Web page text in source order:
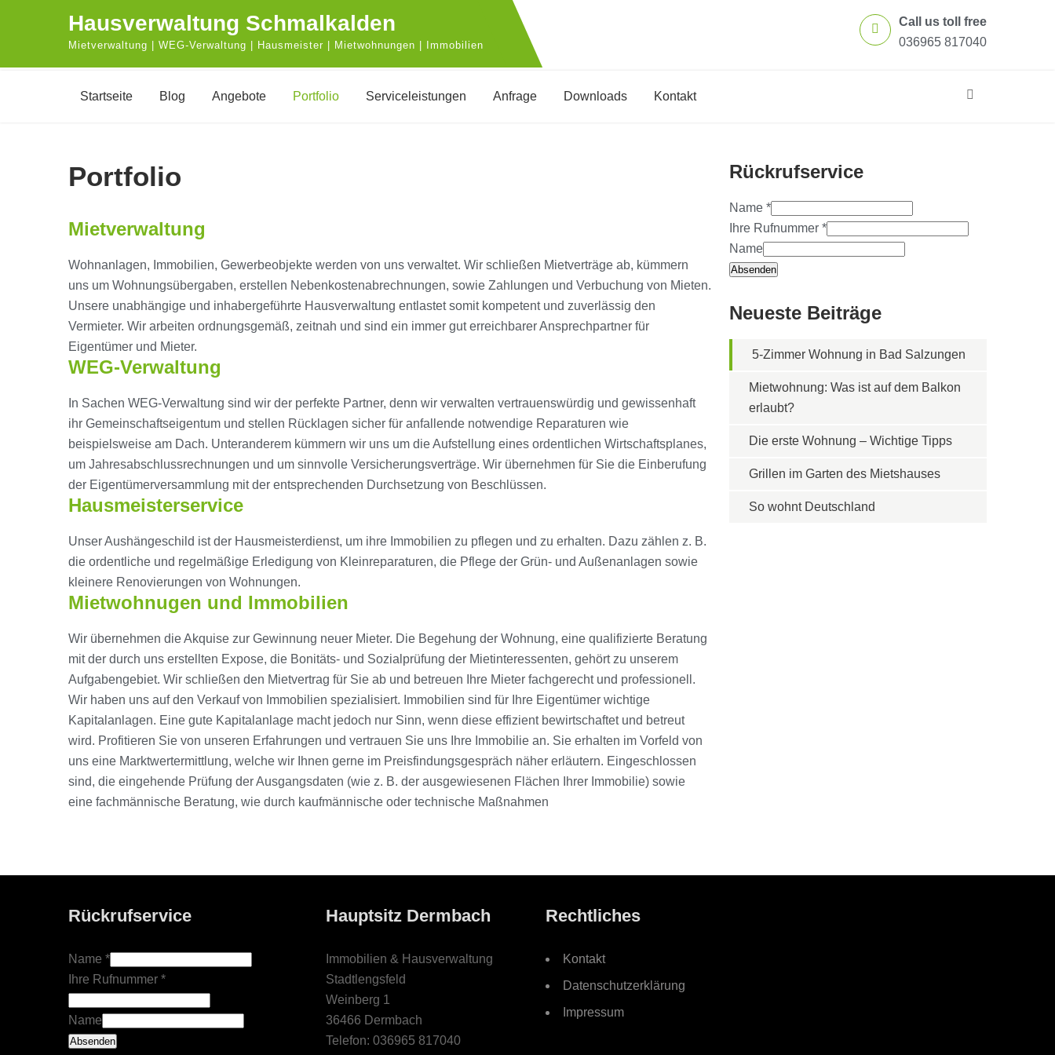
Hausverwaltung Schmalkalden
Mietverwaltung | WEG-Verwaltung | Hausmeister | Mietwohnungen | Immobilien
Call us toll free
036965 817040
Startseite Blog Angebote Portfolio Serviceleistungen Anfrage Downloads Kontakt
Portfolio
Mietverwaltung
Wohnanlagen, Immobilien, Gewerbeobjekte werden von uns verwaltet. Wir schließen Mietverträge ab, kümmern
uns um Wohnungsübergaben, erstellen Nebenkostenabrechnungen, sowie Zahlungen und Verbuchung von Mieten.
Unsere unabhängige und inhabergeführte Hausverwaltung entlastet somit kompetent und zuverlässig den
Vermieter. Wir arbeiten ordnungsgemäß, zeitnah und sind ein immer gut erreichbarer Ansprechpartner für
Eigentümer und Mieter.
WEG-Verwaltung
In Sachen WEG-Verwaltung sind wir der perfekte Partner, denn wir verwalten vertrauenswürdig und gewissenhaft
ihr Gemeinschaftseigentum und stellen Rücklagen sicher für anfallende notwendige Reparaturen wie
beispielsweise am Dach. Unteranderem kümmern wir uns um die Aufstellung eines ordentlichen Wirtschaftsplanes,
um Jahresabschlussrechnungen und um sinnvolle Versicherungsverträge. Wir übernehmen für Sie die Einberufung
der Eigentümerversammlung mit der entsprechenden Durchsetzung von Beschlüssen.
Hausmeisterservice
Unser Aushängeschild ist der Hausmeisterdienst, um ihre Immobilien zu pflegen und zu erhalten. Dazu zählen z. B.
die ordentliche und regelmäßige Erledigung von Kleinreparaturen, die Pflege der Grün- und Außenanlagen sowie
kleinere Renovierungen von Wohnungen.
Mietwohnugen und Immobilien
Wir übernehmen die Akquise zur Gewinnung neuer Mieter. Die Begehung der Wohnung, eine qualifizierte Beratung
mit der durch uns erstellten Expose, die Bonitäts- und Sozialprüfung der Mietinteressenten, gehört zu unserem
Aufgabengebiet. Wir schließen den Mietvertrag für Sie ab und betreuen Ihre Mieter fachgerecht und professionell.
Wir haben uns auf den Verkauf von Immobilien spezialisiert. Immobilien sind für Ihre Eigentümer wichtige
Kapitalanlagen. Eine gute Kapitalanlage macht jedoch nur Sinn, wenn diese effizient bewirtschaftet und betreut
wird. Profitieren Sie von unseren Erfahrungen und vertrauen Sie uns Ihre Immobilie an. Sie erhalten im Vorfeld von
uns eine Marktwertermittlung, welche wir Ihnen gerne im Preisfindungsgespräch näher erläutern. Eingeschlossen
sind, die eingehende Prüfung der Ausgangsdaten (wie z. B. der ausgewiesenen Flächen Ihrer Immobilie) sowie
eine fachmännische Beratung, wie durch kaufmännische oder technische Maßnahmen
Rückrufservice
Name*
Ihre Rufnummer*
Name
Absenden
Neueste Beiträge
5-Zimmer Wohnung in Bad Salzungen
Mietwohnung: Was ist auf dem Balkon
erlaubt?
Die erste Wohnung – Wichtige Tipps
Grillen im Garten des Mietshauses
So wohnt Deutschland
Rückrufservice
Name *
Ihre Rufnummer *
Name
Absenden
Hauptsitz Dermbach
Immobilien & Hausverwaltung
Stadtlengsfeld
Weinberg 1
36466 Dermbach
Telefon: 036965 817040
Rechtliches
Kontakt
Datenschutzerklärung
Impressum